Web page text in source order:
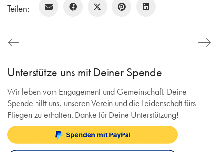
Teilen:
Unterstütze uns mit Deiner Spende
Wir leben vom Engagement und Gemeinschaft. Deine
Spende hilft uns, unseren Verein und die Leidenschaft fürs
Fliegen zu erhalten. Danke für Deine Unterstützung!